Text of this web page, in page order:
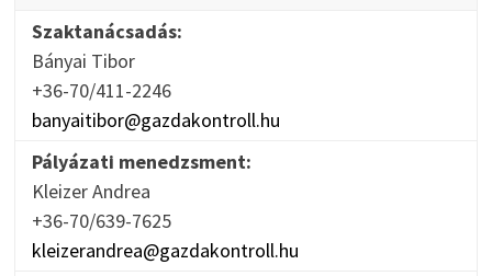
Szaktanácsadás:
Bányai Tibor
+36-70/411-2246
banyaitibor@gazdakontroll.hu
Pályázati menedzsment:
Kleizer Andrea
+36-70/639-7625
kleizerandrea@gazdakontroll.hu